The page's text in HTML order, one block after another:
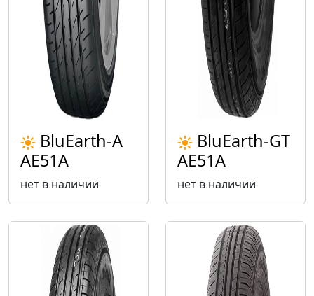
BluEarth-A
AE51A
нет в наличии
BluEarth-GT
AE51A
нет в наличии